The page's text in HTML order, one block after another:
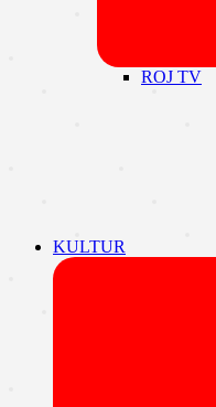
ROJ TV
KULTUR